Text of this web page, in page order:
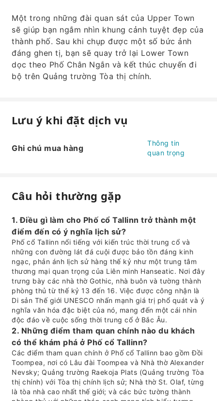
Một trong những đài quan sát của Upper Town
sẽ giúp bạn ngắm nhìn khung cảnh tuyệt đẹp của
thành phố. Sau khi chụp được một số bức ảnh
đáng ghen tị, bạn sẽ quay trở lại Lower Town
dọc theo Phố Chân Ngắn và kết thúc chuyến đi
bộ trên Quảng trường Tòa thị chính.
Lưu ý khi đặt dịch vụ
Ghi chú mua hàng
Thông tin
quan trọng
Câu hỏi thường gặp
1. Điều gì làm cho Phố cổ Tallinn trở thành một
điểm đến có ý nghĩa lịch sử?
Phố cổ Tallinn nổi tiếng với kiến trúc thời trung cổ và
những con đường lát đá cuội được bảo tồn đáng kinh
ngạc, phản ánh lịch sử hàng thế kỷ như một trung tâm
thương mại quan trọng của Liên minh Hanseatic. Nơi đây
trưng bày các nhà thờ Gothic, nhà buôn và tường thành
phòng thủ từ thế kỷ 13 đến 16. Việc được công nhận là
Di sản Thế giới UNESCO nhấn mạnh giá trị phổ quát và ý
nghĩa văn hóa đặc biệt của nó, mang đến một cái nhìn
độc đáo về cuộc sống thời trung cổ ở Bắc Âu.
2. Những điểm tham quan chính nào du khách
có thể khám phá ở Phố cổ Tallinn?
Các điểm tham quan chính ở Phố cổ Tallinn bao gồm Đồi
Toompea, nơi có Lâu đài Toompea và Nhà thờ Alexander
Nevsky; Quảng trường Raekoja Plats (Quảng trường Tòa
thị chính) với Tòa thị chính lịch sử; Nhà thờ St. Olaf, từng
là tòa nhà cao nhất thế giới; và các bức tường thành